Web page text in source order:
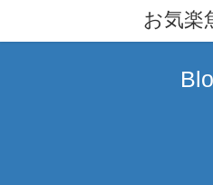
テ
ゲ
お気楽